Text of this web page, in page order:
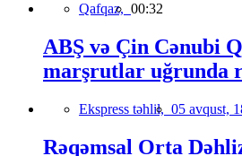
Qafqaz, 00:32
ABŞ və Çin Cənubi
marşrutlar uğrunda
Ekspress təhlil, 05 avqust,
Rəqəmsal Orta